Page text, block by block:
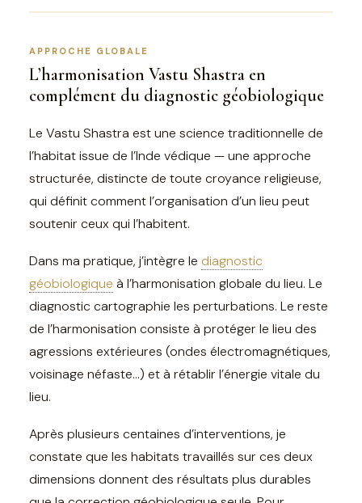
APPROCHE GLOBALE
L’harmonisation Vastu Shastra en
complément du diagnostic géobiologique
Le Vastu Shastra est une science traditionnelle de
l’habitat issue de l’Inde védique — une approche
structurée, distincte de toute croyance religieuse,
qui définit comment l’organisation d’un lieu peut
soutenir ceux qui l’habitent.
Dans ma pratique, j’intègre le diagnostic
géobiologique à l’harmonisation globale du lieu. Le
diagnostic cartographie les perturbations. Le reste
de l’harmonisation consiste à protéger le lieu des
agressions extérieures (ondes électromagnétiques,
voisinage néfaste…) et à rétablir l’énergie vitale du
lieu.
Après plusieurs centaines d’interventions, je
constate que les habitats travaillés sur ces deux
dimensions donnent des résultats plus durables